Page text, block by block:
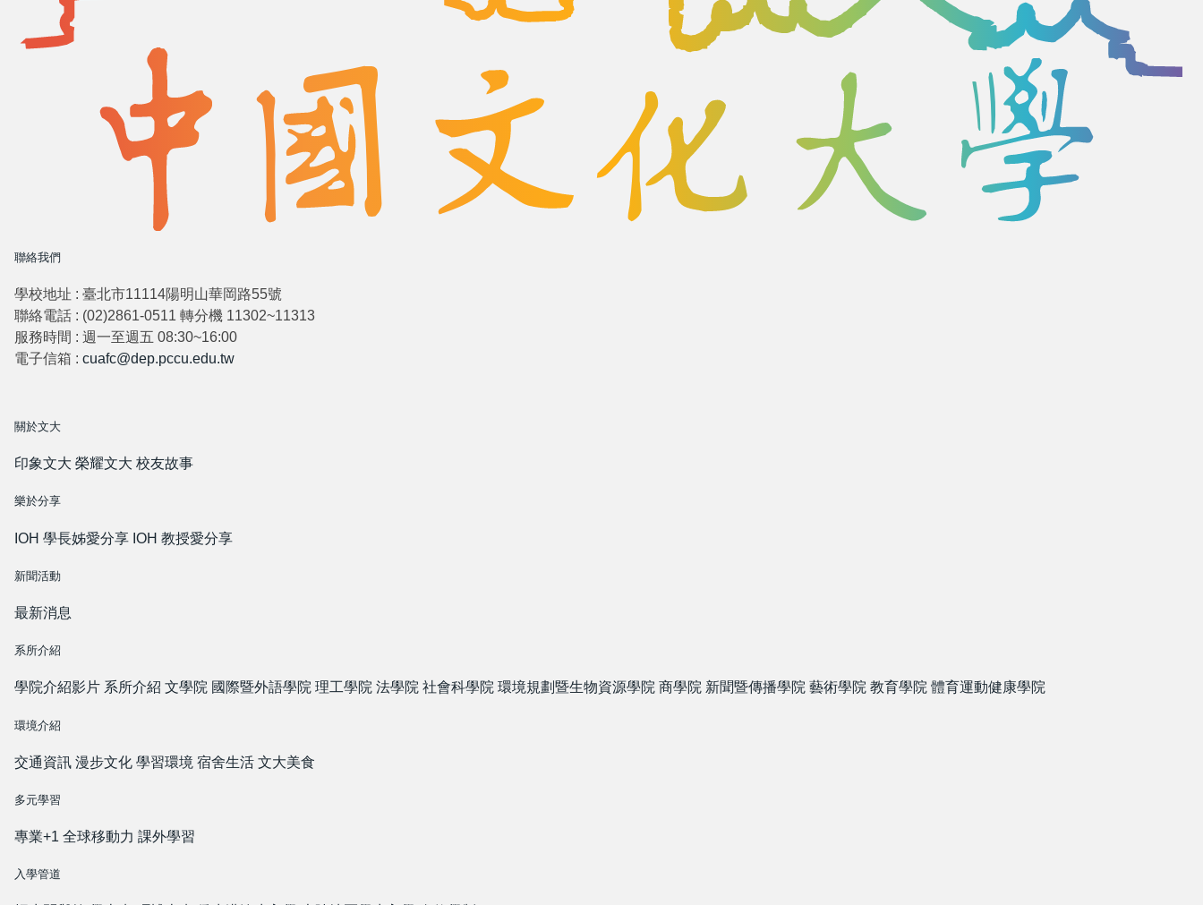
聯絡我們
學校地址 : 臺北市11114陽明山華岡路55號
聯絡電話 : (02)2861-0511 轉分機 11302~11313
服務時間 : 週一至週五 08:30~16:00
電子信箱 : cuafc@dep.pccu.edu.tw
關於文大
印象文大 榮耀文大 校友故事
樂於分享
IOH 學長姊愛分享 IOH 教授愛分享
新聞活動
最新消息
系所介紹
學院介紹影片 系所介紹 文學院 國際暨外語學院 理工學院 法學院 社會科學院 環境規劃暨生物資源學院 商學院 新聞暨傳播學院 藝術學院 教育學院 體育運動健康學院
環境介紹
交通資訊 漫步文化 學習環境 宿舍生活 文大美食
多元學習
專業+1 全球移動力 課外學習
入學管道